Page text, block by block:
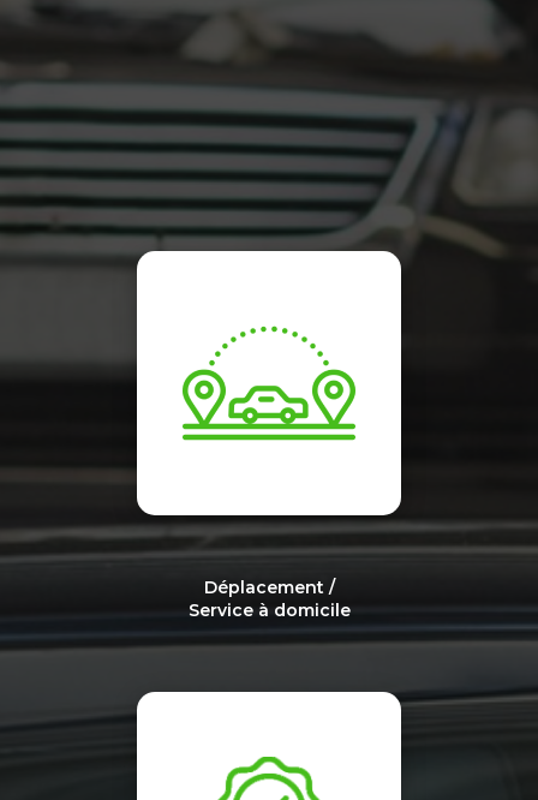
Déplacement /
Service à domicile